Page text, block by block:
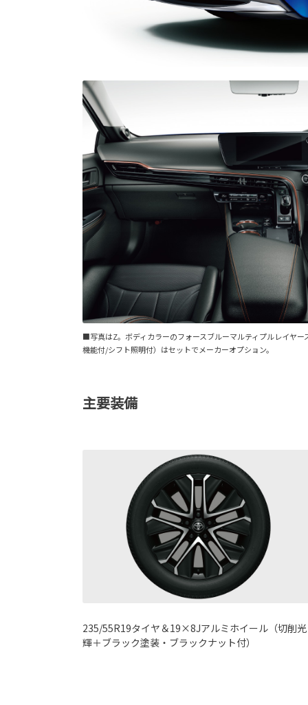
■写真はZ。ボディカラーのフォースブルーマルティプルレイヤ
機能付/シフト照明付）はセットでメーカーオプション。
主要装備
235/55R19タイヤ＆19×8Jアルミホイール（切削光
輝＋ブラック塗装・ブラックナット付）